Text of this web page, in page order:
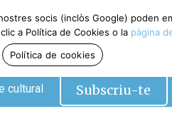
cultural Subscriu-te
socis (inclòs Google) poden
a Política de Cookies o la pàgina
Política de cookies